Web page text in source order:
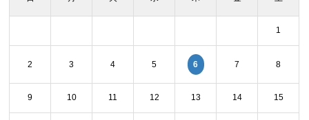
1
2 3 4 5 6 7 8
9 10 11 12 13 14 15